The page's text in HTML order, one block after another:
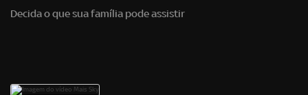
Decida o que sua família pode assistir